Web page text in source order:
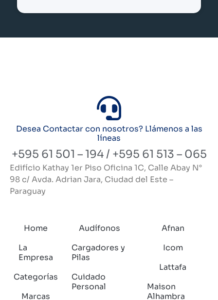
Desea Contactar con nosotros? Llámenos a las
líneas
+595 61 501 – 194 / +595 61 513 – 065
Edifício Kathay 1er Piso Oficina 1C, Calle Abay N°
98 c/ Avda. Adrian Jara, Ciudad del Este –
Paraguay
Home
La
Empresa
Categorías
Marcas
Audífonos
Cargadores y
Pilas
Cuidado
Personal
Afnan
Icom
Lattafa
Maison
Alhambra